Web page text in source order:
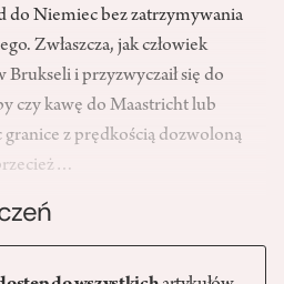
do Niemiec bez zatrzymywania
Zwłaszcza, jak człowiek
Brukseli i przyzwyczaił się do
czy kawę do Maastricht lub
z prędkością dozwoloną